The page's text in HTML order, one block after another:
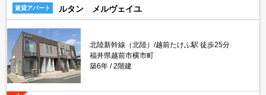
賃貸アパート ルタン メルヴェイユ
北陸新幹線（北陸）/越前たけふ駅 徒歩25分
福井県越前市横市町
築6年
2階建